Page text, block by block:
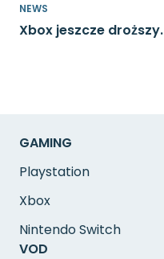
NEWS
Xbox jeszcze droższy.
GAMING
Playstation
Xbox
Nintendo Switch
VOD